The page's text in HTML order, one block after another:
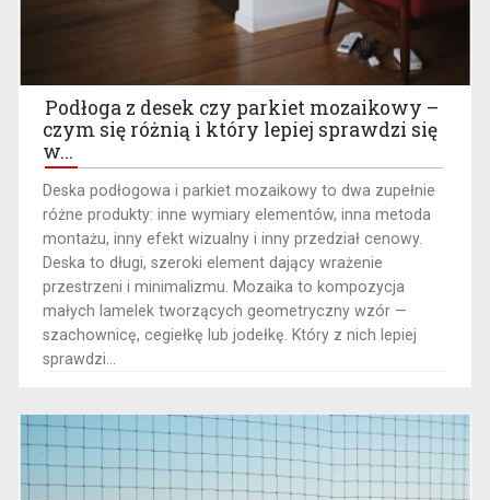
Podłoga z desek czy parkiet mozaikowy –
czym się różnią i który lepiej sprawdzi się
w...
​Deska podłogowa i parkiet mozaikowy to dwa zupełnie
różne produkty: inne wymiary elementów, inna metoda
montażu, inny efekt wizualny i inny przedział cenowy.
Deska to długi, szeroki element dający wrażenie
przestrzeni i minimalizmu. Mozaika to kompozycja
małych lamelek tworzących geometryczny wzór —
szachownicę, cegiełkę lub jodełkę. Który z nich lepiej
sprawdzi...